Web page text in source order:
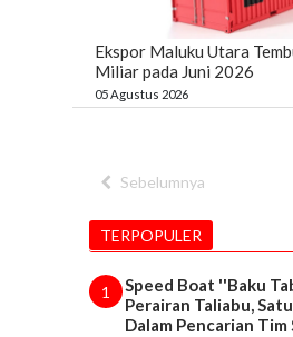
Ekspor Maluku Utara
Miliar pada Juni 2026
05 Agustus 2026
Sebelumnya
TERPOPULER
1
Speed Boat ''Baku
Perairan Taliabu,
Dalam Pencarian Tim